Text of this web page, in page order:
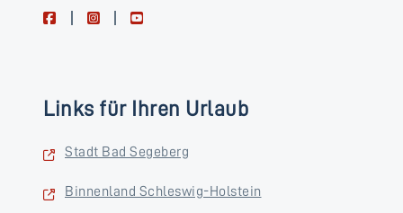
facebookinstagramyoutube
Links für Ihren Urlaub
Stadt Bad Segeberg
Binnenland Schleswig-Holstein